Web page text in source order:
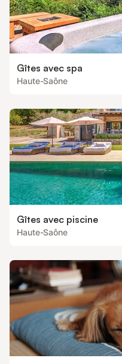
Gîtes avec spa
Haute-Saône
Gîtes avec piscine
Haute-Saône